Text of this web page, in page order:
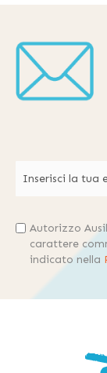
Autorizzo
carattere
indicato nella